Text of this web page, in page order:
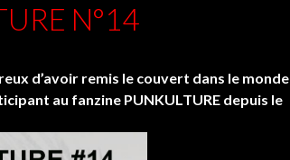
N°14
d’avoir remis le couvert dans le monde
au fanzine PUNKULTURE depuis le